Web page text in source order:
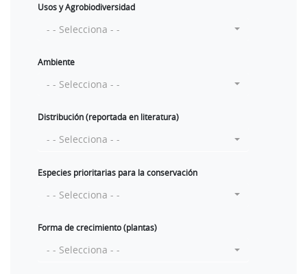
Usos y Agrobiodiversidad
- - Selecciona - -
Ambiente
- - Selecciona - -
Distribución (reportada en literatura)
- - Selecciona - -
Especies prioritarias para la conservación
- - Selecciona - -
Forma de crecimiento (plantas)
- - Selecciona - -